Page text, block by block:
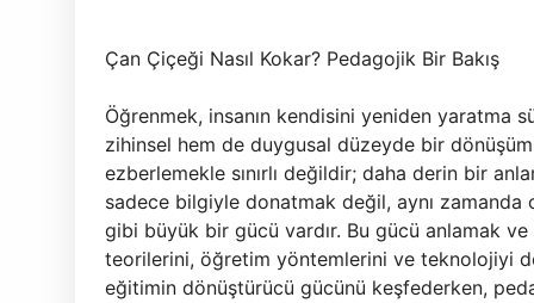
Çan Çiçeği Nasıl Kokar? Pedagojik Bir Bakış
Öğrenmek, insanın kendisini yeniden yaratma
zihinsel hem de duygusal düzeyde bir
ezberlemekle sınırlı değildir; daha derin bir
sadece bilgiyle donatmak değil, aynı zamanda
gibi büyük bir gücü vardır. Bu gücü anlamak
teorilerini, öğretim yöntemlerini ve teknolojiyi
eğitimin dönüştürücü gücünü keşfederken,